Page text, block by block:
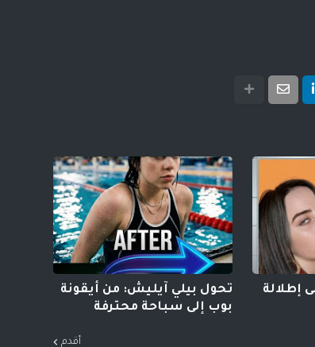
إطلالة
تحول بيلي آيليش: من أيقونة
بوب إلى سباحة محترفة
أقدم